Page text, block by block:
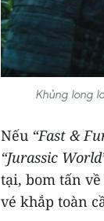
Khủng long
Nếu “Fast &
“Jurassic
tại, bom tấn
vé khắp toàn